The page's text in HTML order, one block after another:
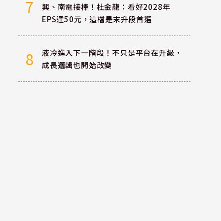
7
興、南電接棒！杜金龍：看好2028年
EPS達50元，這檔是末升段首選
8
液冷進入下一階段！不只是平台在升級，
成長邏輯也開始改變